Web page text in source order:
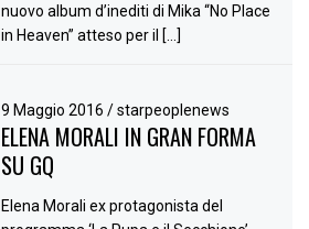
nuovo album d’inediti di Mika “No Place
in Heaven” atteso per il […]
9 Maggio 2016/ starpeoplenews
ELENA MORALI IN GRAN FORMA
SU GQ
Elena Morali ex protagonista del